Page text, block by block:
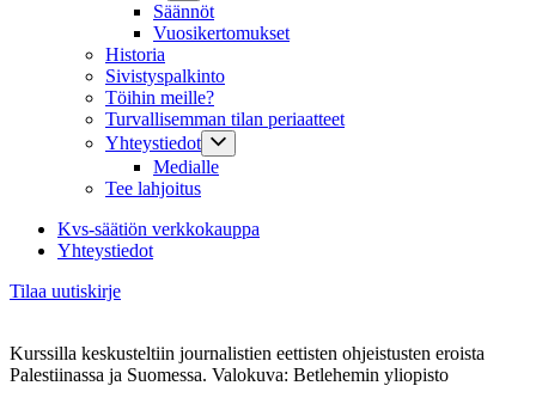
Säännöt
Vuosikertomukset
Historia
Sivistyspalkinto
Töihin meille?
Turvallisemman tilan periaatteet
Yhteystiedot
Medialle
Tee lahjoitus
Kvs-säätiön verkkokauppa
Yhteystiedot
Tilaa uutiskirje
Kurssilla keskusteltiin journalistien eettisten ohjeistusten eroista
Palestiinassa ja Suomessa. Valokuva: Betlehemin yliopisto